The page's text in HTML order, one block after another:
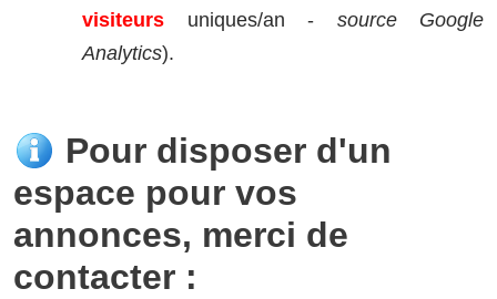
visiteurs uniques/an - source Google
Analytics).
Pour disposer d'un
espace pour vos
annonces, merci de
contacter :